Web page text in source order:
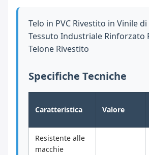
Telo in PVC Rivestito in Vinile
Tessuto Industriale Rinforzato
Telone Rivestito
Specifiche Tecniche
Caratteristica Valore
Resistente alle
macchie